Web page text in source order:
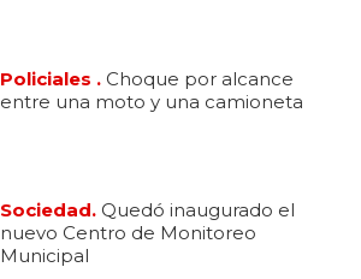
Policiales . Choque por alcance
entre una moto y una camioneta
Sociedad. Quedó inaugurado el
nuevo Centro de Monitoreo
Municipal